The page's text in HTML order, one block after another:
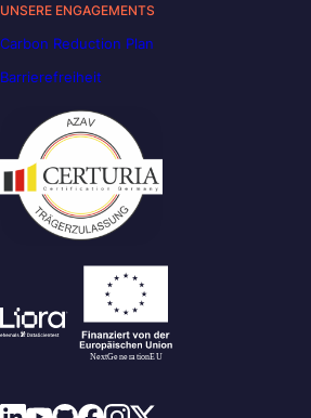
UNSERE ENGAGEMENTS
Carbon Reduction Plan
Barrierefreiheit